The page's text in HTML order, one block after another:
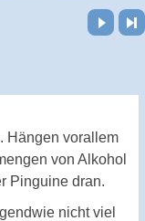
Hängen vorallem
von Alkohol
Pinguine dran.
nicht viel